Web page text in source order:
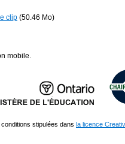
clip (50.46 Mo)
mobile.
stipulées dans la licence